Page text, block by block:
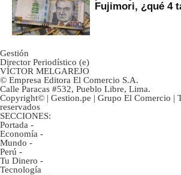
Fujimori, ¿qué 4
Gestión
Director Periodístico (e)
VÍCTOR MELGAREJO
© Empresa Editora El Comercio S.A.
Calle Paracas #532, Pueblo Libre, Lima.
Copyright© | Gestion.pe | Grupo El Comercio |
reservados
SECCIONES:
Portada -
Economía -
Mundo -
Perú -
Tu Dinero -
Tecnología